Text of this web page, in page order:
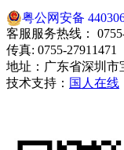
粤公网安备
客服服务热线：
传真: 0755-
地址：广东省深圳市
技术支持： 国人在线